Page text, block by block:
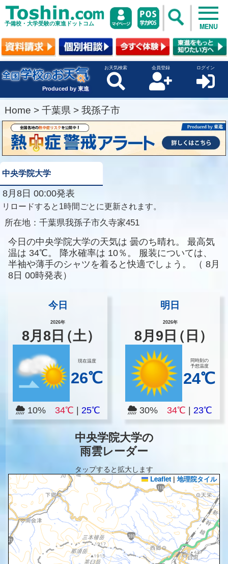
予備校・大学受験の東進ドットコム MENU
Produced by 東進
お天気検索 会員登録 ログイン
Home > 千葉県 > 我孫子市
中央学院大学
8月8日 00:00発表
リロードすると1時間ごとに更新されます。
所在地： 千葉県我孫子市久寺家451
今日の中央学院大学の天気は 曇のち晴れ。
最高気
温は 34℃。 降水確率は 10％。
服装については、
半袖や薄手のシャツを着ると快適でしょう。
（ 8月
8日 00時発表）
今日
2026年
8月8 日（土）
現在温度
26℃
10% 34℃ 25℃
明日
2026年
8月 9 日（日）
同時刻の
予想温度
24℃
30%34℃ |23℃
中央学院大学の
雨雲レーダー
タップすると拡大します
Leaflet | 地理院タイル